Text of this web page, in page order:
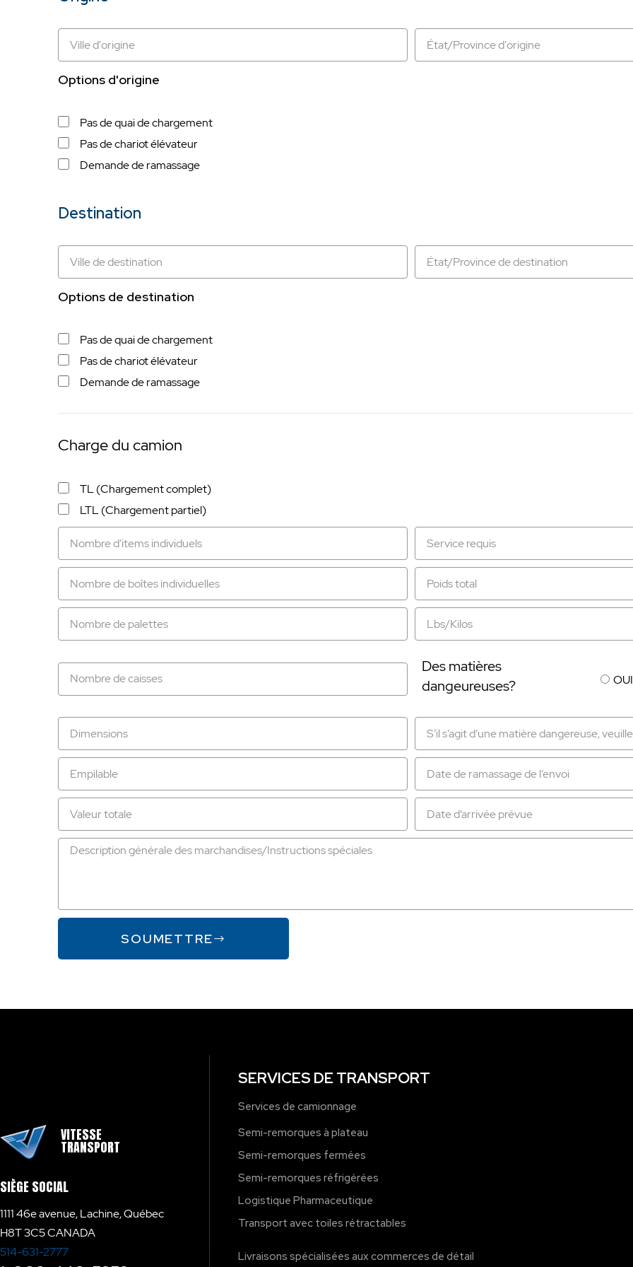
Options d'origine
Pas de quai de chargement
Pas de chariot élévateur
Demande de ramassage
Destination
Options de destination
Pas de quai de chargement
Pas de chariot élévateur
Demande de ramassage
Charge du camion
TL (Chargement complet)
LTL (Chargement partiel)
Des matières
dangeureuses?
OUI
SOUMETTRE
VITESSE
TRANSPORT
SIÈGE SOCIAL
1111 46e avenue, Lachine, Québec
H8T 3C5 CANADA
514-631-2777
SERVICES DE TRANSPORT
Services de camionnage
Semi-remorques à plateau
Semi-remorques fermées
Semi-remorques réfrigérées
Logistique Pharmaceutique
Transport avec toiles rétractables
Livraisons spécialisées aux commerces de détail